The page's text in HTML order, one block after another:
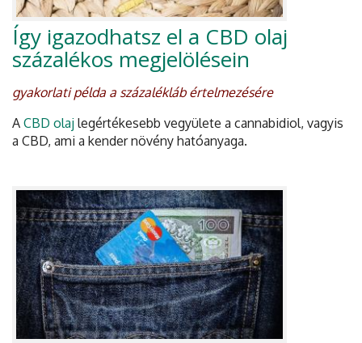
Így igazodhatsz el a CBD olaj
százalékos megjelölésein
gyakorlati példa a százalékláb értelmezésére
A CBD olaj legértékesebb vegyülete a cannabidiol, vagyis
a CBD, ami a kender növény hatóanyaga.